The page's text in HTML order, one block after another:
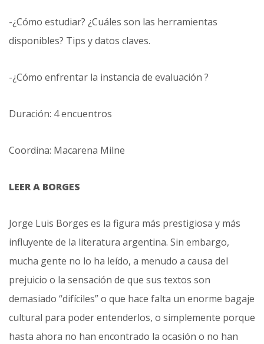
-¿Cómo estudiar? ¿Cuáles son las herramientas
disponibles? Tips y datos claves.
-¿Cómo enfrentar la instancia de evaluación ?
Duración: 4 encuentros
Coordina: Macarena Milne
LEER A BORGES
Jorge Luis Borges es la figura más prestigiosa y más
influyente de la literatura argentina. Sin embargo,
mucha gente no lo ha leído, a menudo a causa del
prejuicio o la sensación de que sus textos son
demasiado “difíciles” o que hace falta un enorme bagaje
cultural para poder entenderlos, o simplemente porque
hasta ahora no han encontrado la ocasión o no han